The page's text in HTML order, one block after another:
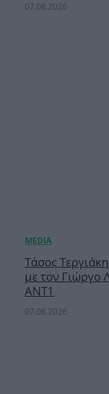
07.08.2026
Τάσος
με τον Γιώργο
ΑΝΤ1
07.08.2026